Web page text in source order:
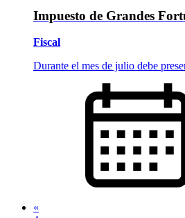
Impuesto de Grandes
Fiscal
Durante el mes de julio debe
«